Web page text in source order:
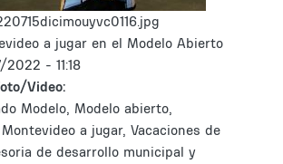
a jugar en el Modelo Abierto
2022 - 11:18
Video:
Modelo, Modelo abierto,
a jugar, Vacaciones de
de desarrollo municipal y